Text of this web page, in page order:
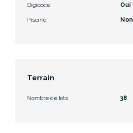
Digicode Oui
Piscine Non
Terrain
Nombre de lots 38